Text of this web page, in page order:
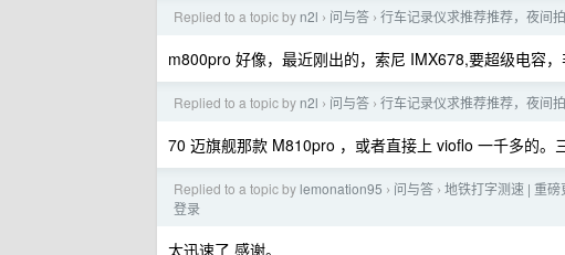
Replied to a topic by n2l › 问与答 › 行车记录仪求推荐推荐，夜间
m800pro 好像，最近刚出的，索尼 IMX678,要超级电容
Replied to a topic by n2l › 问与答 › 行车记录仪求推荐推荐，夜间
70 迈旗舰那款 M810pro ，或者直接上 vioflo 一千多的
Replied to a topic by lemonation95 › 问与答 › 地铁打字测速 | 重
登录
太迅速了 感谢。